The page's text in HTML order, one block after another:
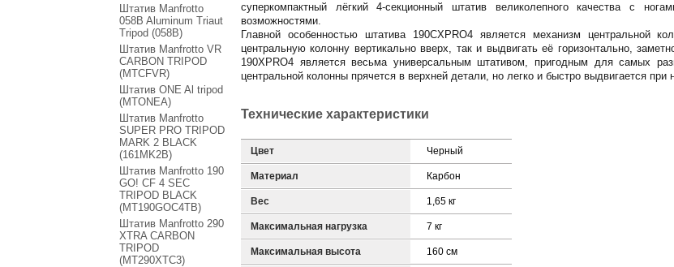
суперкомпактный лёгкий 4-секционный штатив великолепного качества с
возможностями.
Главной особенностью штатива 190CXPRO4 является механизм центральной
центральную колонну вертикально вверх, так и выдвигать её горизонтально,
190XPRO4 является весьма универсальным штативом, пригодным для самых
центральной колонны прячется в верхней детали, но легко и быстро выдвигается при
Технические характеристики
Цвет Черный
Материал Карбон
Вес 1,65 кг
Максимальная нагрузка 7 кг
Максимальная высота 160 см
Штатив Manfrotto
058B Aluminum Triaut
Tripod (058B)
Штатив Manfrotto VR
CARBON TRIPOD
(MTCFVR)
Штатив ONE Al tripod
(MTONEA)
Штатив Manfrotto
SUPER PRO TRIPOD
MARK 2 BLACK
(161MK2B)
Штатив Manfrotto 190
GO! CF 4 SEC
TRIPOD BLACK
(MT190GOC4TB)
Штатив Manfrotto 290
XTRA CARBON
TRIPOD
(MT290XTC3)